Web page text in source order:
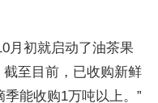
月初就启动了油茶果
至目前，已收购新鲜
能收购1万吨以上。”